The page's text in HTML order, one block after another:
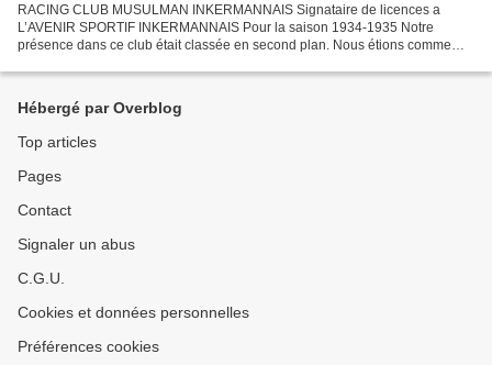
RACING CLUB MUSULMAN INKERMANNAIS Signataire de licences a
L’AVENIR SPORTIF INKERMANNAIS Pour la saison 1934-1935 Notre
présence dans ce club était classée en second plan. Nous étions comme
Hébergé par Overblog
Top articles
Pages
Contact
Signaler un abus
C.G.U.
Cookies et données personnelles
Préférences cookies